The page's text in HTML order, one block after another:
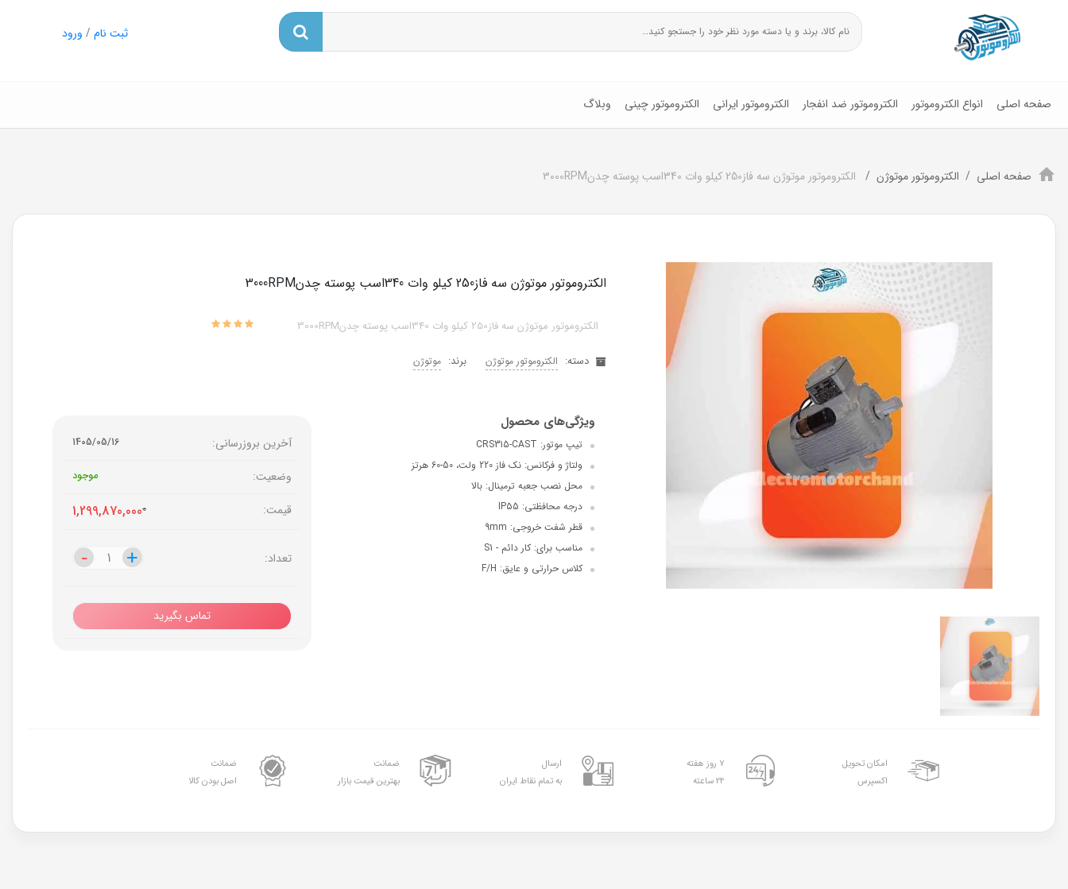
ثبت نام / ورود
صفحه اصلی انواع الکتروموتور الکتروموتور ضد انفجار الکتروموتور ایرانی الکتروموتور چینی وبلاگ
صفحه اصلی الکتروموتور موتوژن الکتروموتور موتوژن سه فاز250 کیلو وات 340اسب پوسته چدن3000RPM
الکتروموتور موتوژن سه فاز250 کیلو وات 340اسب پوسته چدن3000RPM
الکتروموتور موتوژن سه فاز250 کیلو وات 340اسب پوسته چدن3000RPM
دسته: الکتروموتور موتوژن برند: موتوژن
تیپ موتور: CRS315-CAST
ولتاژ و فرکانس: نک فاز 220 ولت، 50-60 هرتز
محل نصب جعبه ترمینال: بالا
درجه محافظتی: IP55
قطر شفت خروجی: 9mm
مناسب برای: کار دائم - S1
کلاس حرارتی و عایق: F/H
آخرین بروزرسانی: 1405/05/16
وضعیت: موجود
قیمت: 1,299,870,0000
تعداد: +
- +
-
تماس بگیرید
امکان تحویل
اکسپرس
۷ روز هفته
۲۴ ساعته
ارسال
به تمام نقاط ایران
ضمانت
بهترین قیمت بازار
ضمانت
اصل بودن کالا